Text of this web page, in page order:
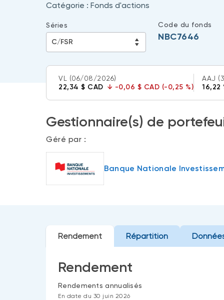
Catégorie : Fonds d'actions
Séries Code du fonds
NBC7646
VL (06/08/2026)
22,34 $ CAD ↓ -0,06 $ CAD (-0,25 %)
AAJ
16,22
Gestionnaire(s) de
Géré par :
Banque Nationale
Rendement Répartition
Rendement
Rendements annualisés
En date du 30 juin 2026